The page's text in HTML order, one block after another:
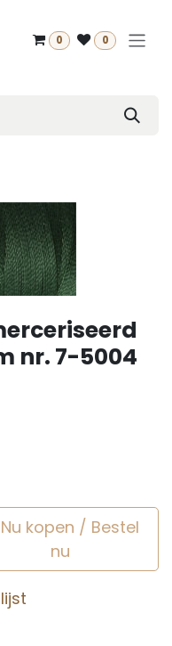
0 0
nr. 7-5004
Nu kopen / Bestel
nu